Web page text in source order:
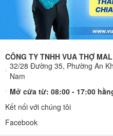
CÔNG TY TNHH VUA THỢ
32/28 Đường 35, Phường An
Nam
Mở cửa từ: 08:00 - 17:00
Kết nối với chúng tôi
Facebook